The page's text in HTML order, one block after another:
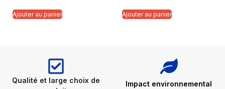
Ajouter au panier Ajouter au panier
Qualité et large choix de
Impact environnemental